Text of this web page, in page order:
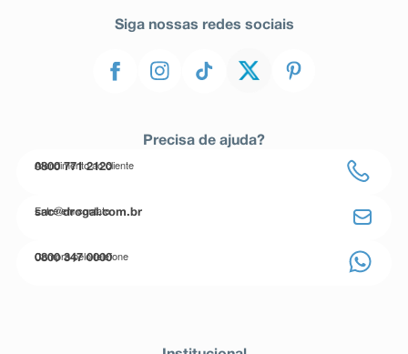
Siga nossas redes sociais
Precisa de ajuda?
Atendimento ao cliente
0800 771 2120
Entre em contato
sac@drogal.com.br
Compre pelo telefone
0800 347 0000